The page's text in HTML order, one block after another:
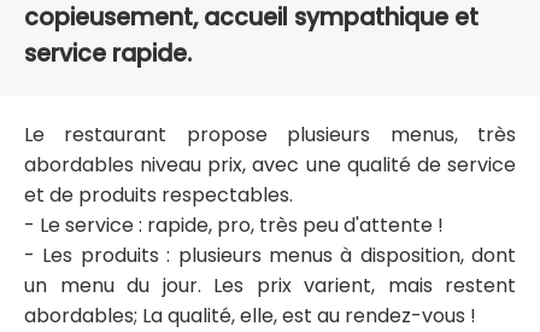
copieusement, accueil sympathique et
service rapide.
Le restaurant propose plusieurs menus, très
abordables niveau prix, avec une qualité de service
et de produits respectables.
- Le service : rapide, pro, très peu d'attente !
- Les produits : plusieurs menus à disposition, dont
un menu du jour. Les prix varient, mais restent
abordables; La qualité, elle, est au rendez-vous !